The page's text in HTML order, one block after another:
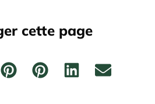
cette page